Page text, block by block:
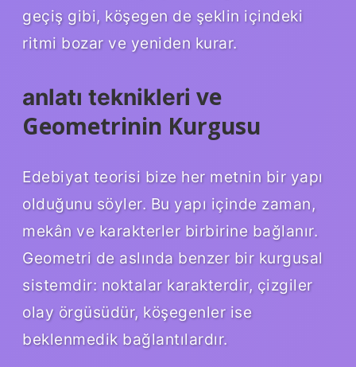
geçiş gibi, köşegen de şeklin içindeki
ritmi bozar ve yeniden kurar.
anlatı teknikleri ve
Geometrinin Kurgusu
Edebiyat teorisi bize her metnin bir yapı
olduğunu söyler. Bu yapı içinde zaman,
mekân ve karakterler birbirine bağlanır.
Geometri de aslında benzer bir kurgusal
sistemdir: noktalar karakterdir, çizgiler
olay örgüsüdür, köşegenler ise
beklenmedik bağlantılardır.